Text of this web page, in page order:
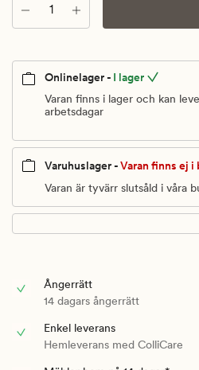
kr.
Ordinarie
31
999,90
Antal
Onlinelager - I lager
Varan finns i lager och kan
arbetsdagar
Varuhuslager -Varan finns ej i
Varan är tyvärr slutsåld i våra
Ångerrätt
14 dagars ångerrätt
Enkel leverans
Hemleverans med ColliCare